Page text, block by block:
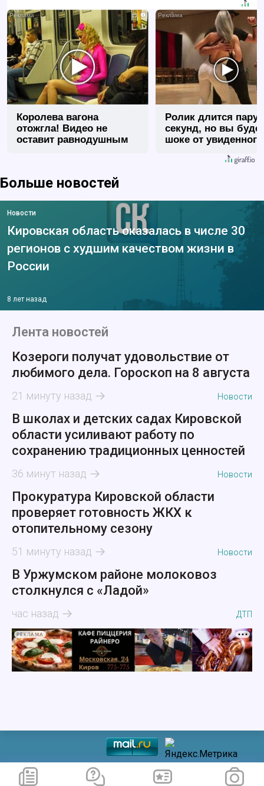
i
Королева вагона
отожгла! Видео не
оставит равнодушным
Ролик длится пару
секунд, но вы
шоке от увиденного
Больше новостей
Новости
Кировская область оказалась в числе 30
регионов с худшим качеством жизни в
России
8 лет назад
Лента новостей
Козероги получат удовольствие от
любимого дела. Гороскоп на 8 августа
21 минуту назад Новости
В школах и детских садах Кировской
области усиливают работу по
сохранению традиционных ценностей
36 минут назад Новости
Прокуратура Кировской области
проверяет готовность ЖКХ к
отопительному сезону
51 минуту назад Новости
В Уржумском районе молоковоз
столкнулся с «Ладой»
час назад ДТП
РЕКЛАМА